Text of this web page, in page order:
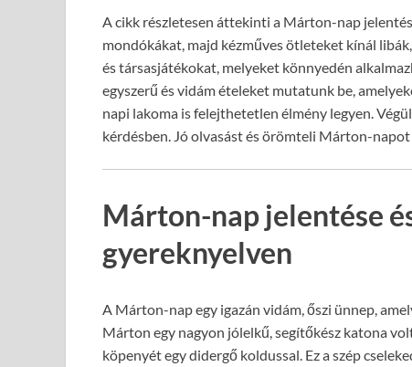
A cikk részletesen áttekinti a Márton-nap
mondókákat, majd kézműves ötleteket kínál
és társasjátékokat, melyeket könnyedén
egyszerű és vidám ételeket mutatunk be,
napi lakoma is felejthetetlen élmény legyen.
kérdésben. Jó olvasást és örömteli Márton-
Márton-nap jelentése
gyereknyelven
A Márton-nap egy igazán vidám, őszi ünnep,
Márton egy nagyon jólelkű, segítőkész katona
köpenyét egy didergő koldussal. Ez a szép